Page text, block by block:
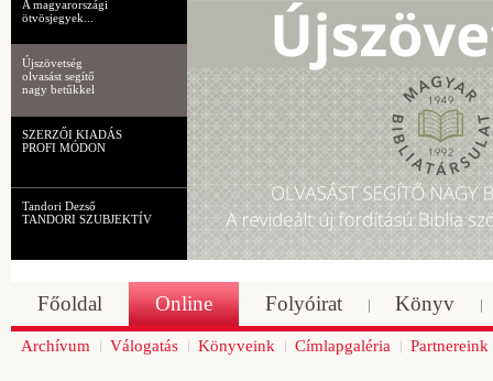
A magyarországi
ötvösjegyek...
Újszövetség
olvasást segítő
nagy betűkkel
SZERZŐI KIADÁS
PROFI MÓDON
Tandori Dezső
TANDORI SZUBJEKTÍV
Főoldal Online Folyóirat Könyv
Archívum Válogatás Könyveink Címlapgaléria Partnereink